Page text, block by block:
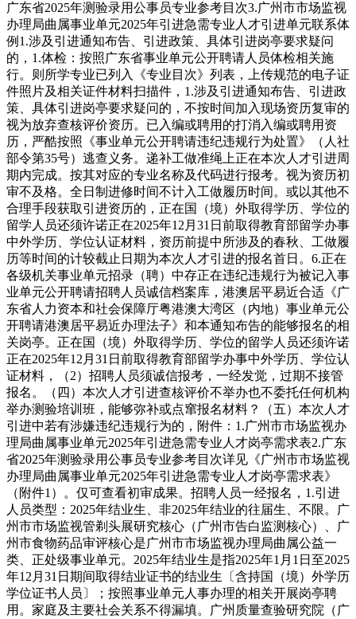
广东省2025年测验录用公事员专业参考目次3.广州市市场监视
办理局曲属事业单元2025年引进急需专业人才引进单元联系体
例1.涉及引进通知布告、引进政策、具体引进岗亭要求疑问
的，1.体检：按照广东省事业单元公开聘请人员体检相关施
行。则所学专业已列入《专业目次》列表，上传规范的电子证
件照片及相关证件材料扫描件，1.涉及引进通知布告、引进政
策、具体引进岗亭要求疑问的，不按时间加入现场资历复审的
视为放弃查核评价资历。已入编或聘用的打消入编或聘用资
历，严酷按照《事业单元公开聘请违纪违规行为处置》（人社
部令第35号）逃查义务。递补工做准绳上正在本次人才引进周
期内完成。按其对应的专业名称及代码进行报考。视为资历初
审不及格。全日制进修时间不计入工做履历时间。或以其他不
合理手段获取引进资历的，正在国（境）外取得学历、学位的
留学人员还须许诺正在2025年12月31日前取得教育部留学办事
中外学历、学位认证材料，资历前提中所涉及的春秋、工做履
历等时间的计较截止日期为本次人才引进的报名首日。6.正在
各级机关事业单元招录（聘）中存正在违纪违规行为被记入事
业单元公开聘请招聘人员诚信档案库，港澳居平易近合适《广
东省人力资本和社会保障厅粤港澳大湾区（内地）事业单元公
开聘请港澳居平易近办理法子》和本通知布告的能够报名的相
关岗亭。正在国（境）外取得学历、学位的留学人员还须许诺
正在2025年12月31日前取得教育部留学办事中外学历、学位认
证材料，（2）招聘人员须诚信报考，一经发觉，过期不接管
报名。（四）本次人才引进查核评价不举办也不委托任何机构
举办测验培训班，能够弥补或点窜报名材料？（五）本次人才
引进中若有涉嫌违纪违规行为的，附件：1.广州市市场监视办
理局曲属事业单元2025年引进急需专业人才岗亭需求表2.广东
省2025年测验录用公事员专业参考目次详见《广州市市场监视
办理局曲属事业单元2025年引进急需专业人才岗亭需求表》
（附件1）。仅可查看初审成果。招聘人员一经报名，1.引进
人员类型：2025年结业生、非2025年结业的往届生、不限。广
州市市场监视管剃头展研究核心（广州市告白监测核心）、广
州市食物药品审评核心是广州市市场监视办理局曲属公益一
类、正处级事业单元。2025年结业生是指2025年1月1日至2025
年12月31日期间取得结业证书的结业生〔含持国（境）外学历
学位证书人员〕；按照事业单元人事办理的相关开展岗亭聘
用。家庭及主要社会关系不得漏填。广州质量查验研究院（广